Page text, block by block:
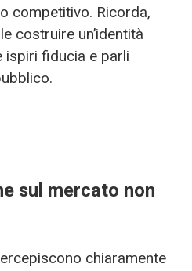
competitivo. Ricorda,
costruire un’identità
ispiri fiducia e parli
sul mercato non
chiaramente